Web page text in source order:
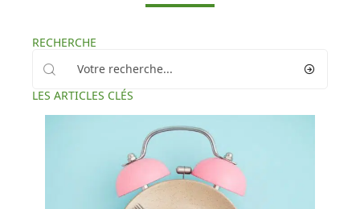
RECHERCHE
LES ARTICLES CLÉS